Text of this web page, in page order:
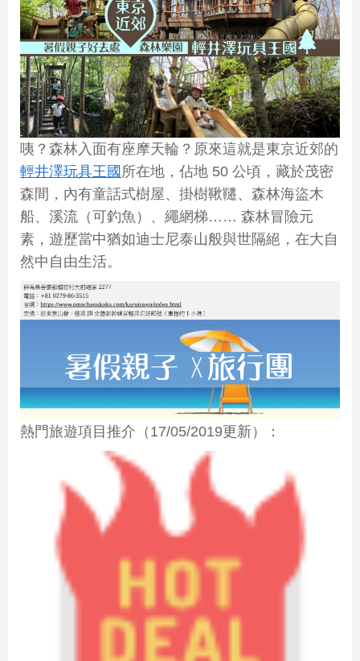
咦？森林入面有座摩天輪？原來這就是東京近郊的
輕井澤玩具王國 所在地，佔地 50 公頃，藏於茂密
森間，內有童話式樹屋、掛樹鞦韆、森林海盜木
船、溪流（可釣魚）、繩網梯…… 森林冒險元
素，遊歷當中猶如迪士尼泰山般與世隔絕，在大自
然中自由生活。
熱門旅遊項目推介（17/05/2019更新）：